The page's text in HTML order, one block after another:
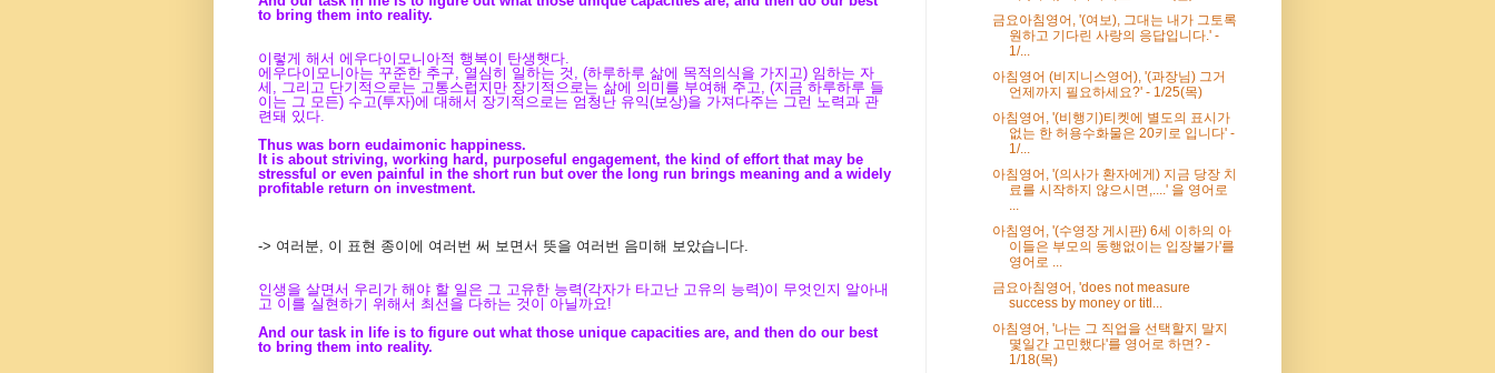
to bring them into reality.
이렇게 해서 에우다이모니아적 행복이 탄생햇다.
에우다이모니아는 꾸준한 추구, 열심히 일하는 것, (하루하루 삶에 목적의식을 가지고) 임하는 자
세, 그리고 단기적으로는 고통스럽지만 장기적으로는 삶에 의미를 부여해 주고, (지금 하루하루 들
이는 그 모든) 수고(투자)에 대해서 장기적으로는 엄청난 유익(보상)을 가져다주는 그런 노력과 관
련돼 있다.
Thus was born eudaimonic happiness.
It is about striving, working hard, purposeful engagement, the kind of effort that may be
stressful or even painful in the short run but over the long run brings meaning and a widely
profitable return on investment.
-> 여러분, 이 표현 종이에 여러번 써 보면서 뜻을 여러번 음미해 보았습니다.
인생을 살면서 우리가 해야 할 일은 그 고유한 능력(각자가 타고난 고유의 능력)이 무엇인지 알아내
고 이를 실현하기 위해서 최선을 다하는 것이 아닐까요!
And our task in life is to figure out what those unique capacities are, and then do our best
to bring them into reality.
금요아침영어, '(여보), 그대는 내가 그토록
원하고 기다린 사랑의 응답입니다.' -
1/...
아침영어 (비지니스영어), '(과장님) 그거
언제까지 필요하세요?' - 1/25(목)
아침영어, '(비행기)티켓에 별도의 표시가
없는 한 허용수화물은 20키로 입니다' -
1/...
아침영어, '(의사가 환자에게) 지금 당장 치
료를 시작하지 않으시면,....' 을 영어로
아침영어, '(수영장 게시판) 6세 이하의 아
이들은 부모의 동행없이는 입장불가'를
영어로 ...
금요아침영어, 'does not measure
success by money or titl...
아침영어, '나는 그 직업을 선택할지 말지
몇일간 고민했다'를 영어로 하면? -
1/18(목)